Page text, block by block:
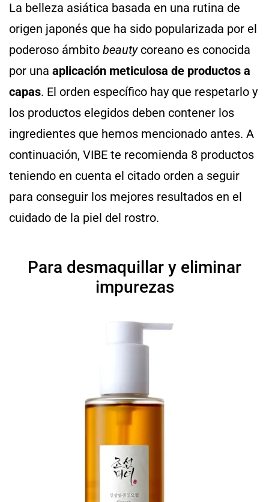
La belleza asiática basada en una rutina de
origen japonés que ha sido popularizada por el
poderoso ámbito beauty coreano es conocida
por una aplicación meticulosa de productos a
capas. El orden específico hay que respetarlo y
los productos elegidos deben contener los
ingredientes que hemos mencionado antes. A
continuación, VIBE te recomienda 8 productos
teniendo en cuenta el citado orden a seguir
para conseguir los mejores resultados en el
cuidado de la piel del rostro.
Para desmaquillar y eliminar
impurezas